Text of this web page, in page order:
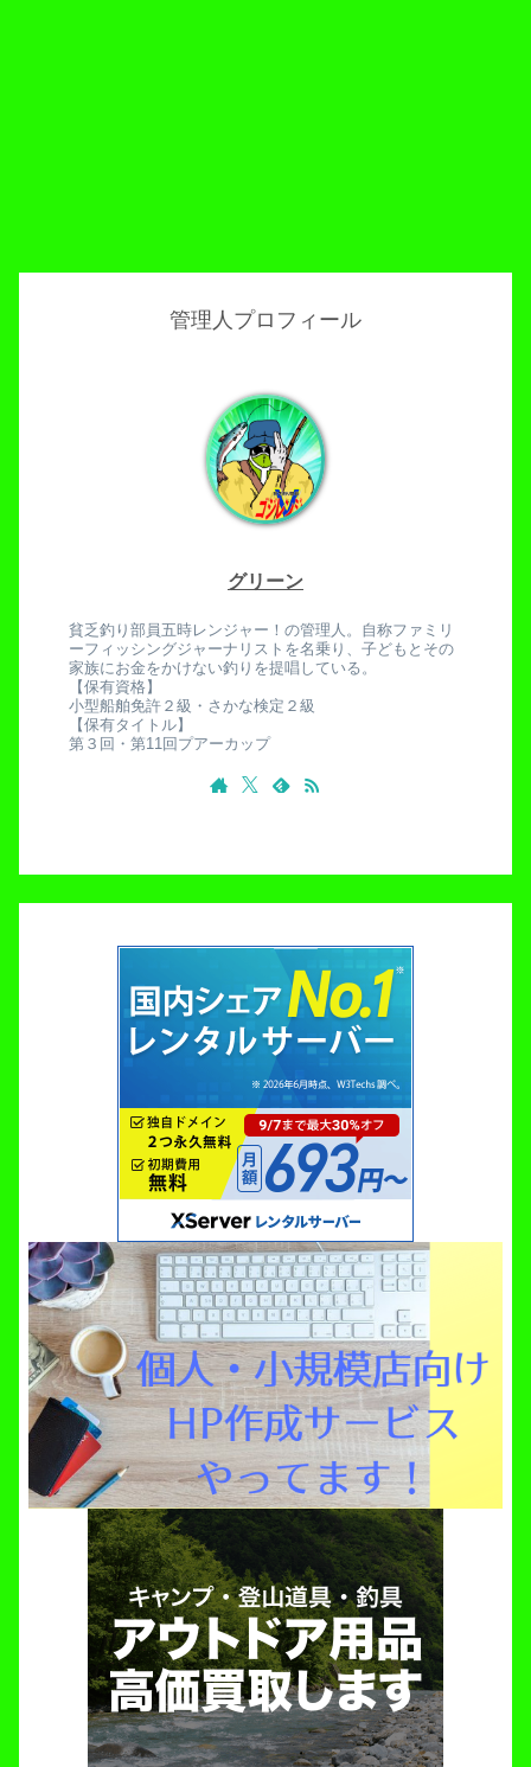
管理人プロフィール
グリーン
貧乏釣り部員五時レンジャー！の管理人。自称ファミリ
ーフィッシングジャーナリストを名乗り、子どもとその
家族にお金をかけない釣りを提唱している。
【保有資格】
小型船舶免許２級・さかな検定２級
【保有タイトル】
第３回・第11回プアーカップ